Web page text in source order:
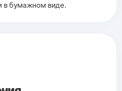
в бумажном виде.